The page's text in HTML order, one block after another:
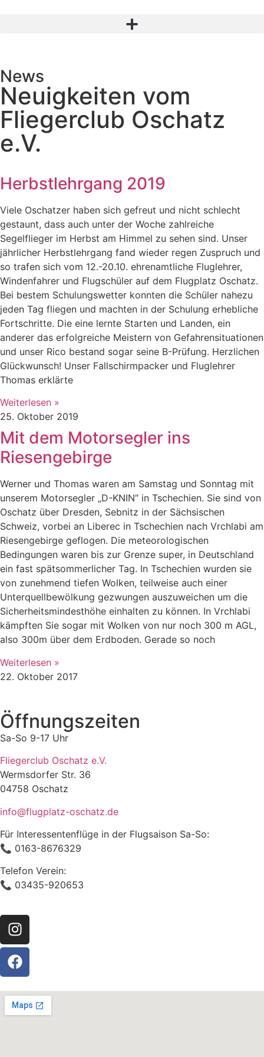
News
Neuigkeiten vom
Fliegerclub Oschatz
e.V.
Herbstlehrgang 2019
Viele Oschatzer haben sich gefreut und nicht schlecht
gestaunt, dass auch unter der Woche zahlreiche
Segelflieger im Herbst am Himmel zu sehen sind. Unser
jährlicher Herbstlehrgang fand wieder regen Zuspruch und
so trafen sich vom 12.-20.10. ehrenamtliche Fluglehrer,
Windenfahrer und Flugschüler auf dem Flugplatz Oschatz.
Bei bestem Schulungswetter konnten die Schüler nahezu
jeden Tag fliegen und machten in der Schulung erhebliche
Fortschritte. Die eine lernte Starten und Landen, ein
anderer das erfolgreiche Meistern von Gefahrensituationen
und unser Rico bestand sogar seine B-Prüfung. Herzlichen
Glückwunsch! Unser Fallschirmpacker und Fluglehrer
Thomas erklärte
Weiterlesen »
25. Oktober 2019
Mit dem Motorsegler ins
Riesengebirge
Werner und Thomas waren am Samstag und Sonntag mit
unserem Motorsegler „D-KNIN“ in Tschechien. Sie sind von
Oschatz über Dresden, Sebnitz in der Sächsischen
Schweiz, vorbei an Liberec in Tschechien nach Vrchlabi am
Riesengebirge geflogen. Die meteorologischen
Bedingungen waren bis zur Grenze super, in Deutschland
ein fast spätsommerlicher Tag. In Tschechien wurden sie
von zunehmend tiefen Wolken, teilweise auch einer
Unterquellbewölkung gezwungen auszuweichen um die
Sicherheitsmindesthöhe einhalten zu können. In Vrchlabi
kämpften Sie sogar mit Wolken von nur noch 300 m AGL,
also 300m über dem Erdboden. Gerade so noch
Weiterlesen »
22. Oktober 2017
Öffnungszeiten
Sa-So 9-17 Uhr
Fliegerclub Oschatz e.V.
Wermsdorfer Str. 36
04758 Oschatz
info@flugplatz-oschatz.de
Für Interessentenflüge in der Flugsaison Sa-So:
📞 0163-8676329
Telefon Verein:
📞 03435-920653